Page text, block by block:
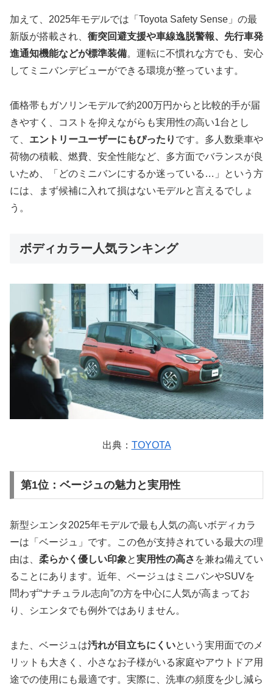
加えて、2025年モデルでは「Toyota Safety Sense」の最
新版が搭載され、 衝突回避支援や車線逸脱警報、先行車発
進通知機能などが標準装備。運転に不慣れな方でも、安心
してミニバンデビューができる環境が整っています。
価格帯もガソリンモデルで約200万円からと比較的手が届
きやすく、コストを抑えながらも実用性の高い1台とし
て、 エントリーユーザーにもぴったり です。多人数乗車や
荷物の積載、燃費、安全性能など、多方面でバランスが良
いため、「どのミニバンにするか迷っている…」という方
には、まず候補に入れて損はないモデルと言えるでしょ
う。
ボディカラー人気ランキング
出典： TOYOTA
第1位：ベージュの魅力と実用性
新型シエンタ2025年モデルで最も人気の高いボディカラ
ーは「ベージュ」です。この色が支持されている最大の理
由は、 柔らかく優しい印象と実用性の高さ を兼ね備えてい
ることにあります。近年、ベージュはミニバンやSUVを
問わず“ナチュラル志向”の方を中心に人気が高まってお
り、シエンタでも例外ではありません。
また、ベージュは汚れが目立ちにくいという実用面でのメ
リットも大きく、小さなお子様がいる家庭やアウトドア用
途での使用にも最適です。実際に、洗車の頻度を少し減ら